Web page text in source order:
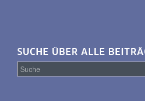
SUCHE ÜBER ALLE